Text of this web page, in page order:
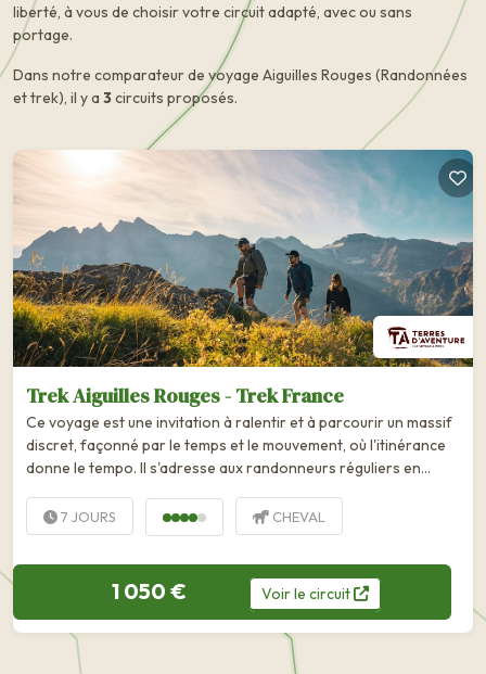
liberté, à vous de choisir votre circuit adapté, avec ou sans
portage.
Dans notre comparateur de voyage Aiguilles Rouges (Randonnées
et trek), il y a 3circuits proposés.
Trek Aiguilles Rouges - Trek France
Ce voyage est une invitation à ralentir et à parcourir un massif
discret, façonné par le temps et le mouvement, où l'itinérance
donne le tempo. Il s'adresse aux randonneurs réguliers en...
7 JOURS CHEVAL
1 050 € Voirle circuit